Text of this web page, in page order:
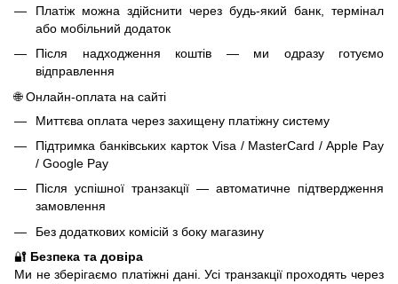
Платіж можна здійснити через будь-який банк, термінал
або мобільний додаток
Після надходження коштів — ми одразу готуємо
відправлення
🌐 Онлайн-оплата на сайті
Миттєва оплата через захищену платіжну систему
Підтримка банківських карток Visa / MasterCard / Apple Pay
/ Google Pay
Після успішної транзакції — автоматичне підтвердження
замовлення
Без додаткових комісій з боку магазину
🔐 Безпека та довіра
Ми не зберігаємо платіжні дані. Усі транзакції проходять через